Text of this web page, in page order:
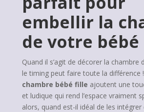
embellir la
de votre bébé
Quand il s’agit de décorer la chambre
le timing peut faire toute la différence
chambre bébé fille ajoutent une
et ludique qui rend l’espace vraiment
alors, quand est-il idéal de les intégrer